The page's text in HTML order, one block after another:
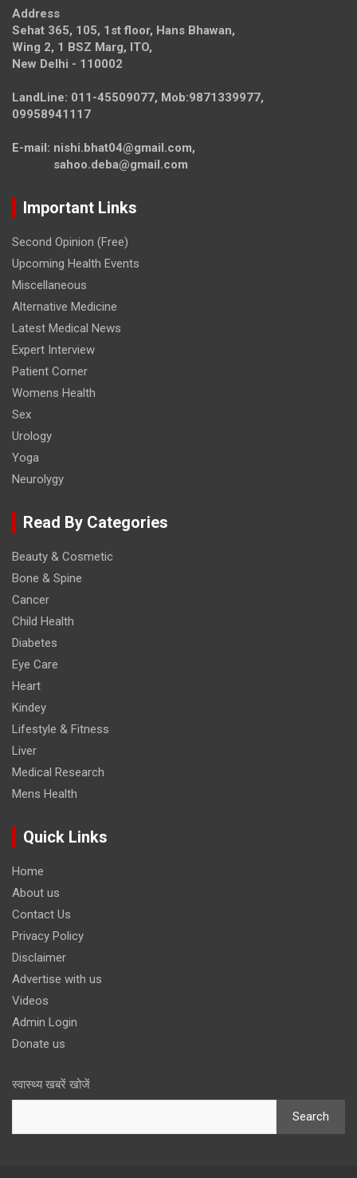
Address
Sehat 365, 105, 1st floor, Hans Bhawan,
Wing 2, 1 BSZ Marg, ITO,
New Delhi - 110002
LandLine: 011-45509077, Mob:9871339977,
09958941117
E-mail: nishi.bhat04@gmail.com,
sahoo.deba@gmail.com
Important Links
Second Opinion (Free)
Upcoming Health Events
Miscellaneous
Alternative Medicine
Latest Medical News
Expert Interview
Patient Corner
Womens Health
Sex
Urology
Yoga
Neurolygy
Read By Categories
Beauty & Cosmetic
Bone & Spine
Cancer
Child Health
Diabetes
Eye Care
Heart
Kindey
Lifestyle & Fitness
Liver
Medical Research
Mens Health
Quick Links
Home
About us
Contact Us
Privacy Policy
Disclaimer
Advertise with us
Videos
Admin Login
Donate us
स्वास्थ्य खबरें खोजें
Search